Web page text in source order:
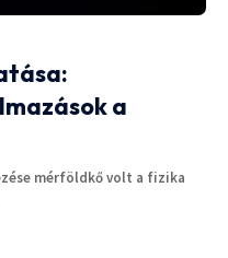
a
mérföldkő volt a fizika